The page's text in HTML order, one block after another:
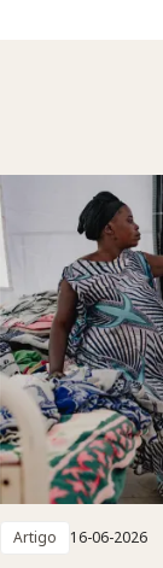
Artigo 16-06-2026